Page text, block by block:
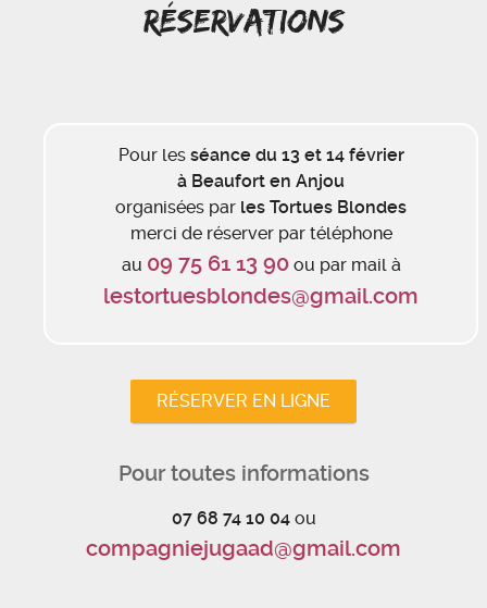
Réservations
Pour les séance du 13 et 14 février
à Beaufort en Anjou
organisées par les Tortues Blondes
merci de réserver par téléphone
au 09 75 61 13 90ou par mail à
lestortuesblondes@gmail.com
RÉSERVER EN LIGNE
Pour toutes informations
07 68 74 10 04ou
compagniejugaad@gmail.com